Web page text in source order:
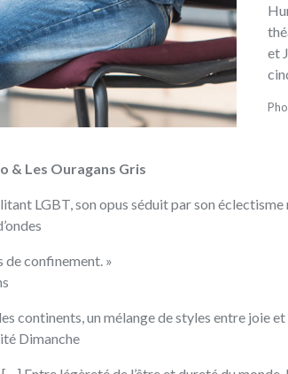
et
& Les Ouragans Gris
LGBT‭, ‬son opus séduit par son
de confinement‭.‬ »
continents‭, ‬un mélange de styles entre joie et
Dimanche